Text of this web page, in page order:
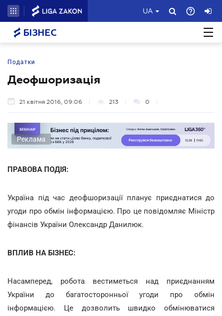
UA
БІЗНЕС
Податки
Деофшоризація
21 квітня 2016, 09:06 213 0
Реклама
ПРАВОВА ПОДІЯ:
Україна під час деофшоризації планує приєднатися до
угоди про обмін інформацією. Про це повідомляє Міністр
фінансів України Олександр Данилюк.
ВПЛИВ НА БІЗНЕС:
Насамперед, робота вестиметься над приєднанням
України до багатосторонньої угоди про обмін
інформацією. Це дозволить швидко обмінюватися